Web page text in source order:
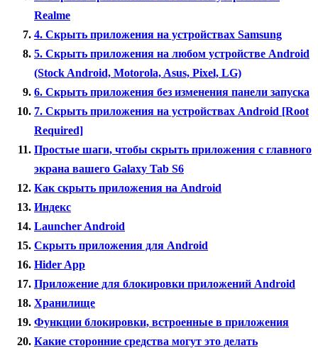
Realme
4. Скрыть приложения на устройствах Samsung
5. Скрыть приложения на любом устройстве Android
(Stock Android, Motorola, Asus, Pixel, LG)
6. Скрыть приложения без изменения панели запуска
7. Скрыть приложения на устройствах Android [Root
Required]
Простые шаги, чтобы скрыть приложения с главного
экрана вашего Galaxy Tab S6
Как скрыть приложения на Android
Индекс
Launcher Android
Скрыть приложения для Android
Hider App
Приложение для блокировки приложений Android
Хранилище
Функции блокировки, встроенные в приложения
Какие сторонние средства могут это делать